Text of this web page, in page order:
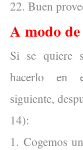
22. Buen
A modo
Si se quiere
hacerlo en
siguiente,
14):
1. Cogemos